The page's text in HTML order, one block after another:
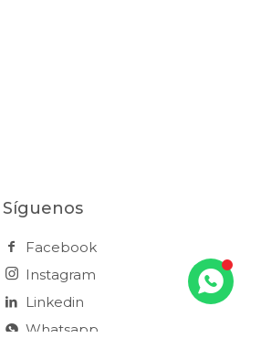
Síguenos
Facebook
Instagram
Linkedin
Whatsapp